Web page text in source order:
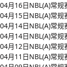
04月16日NBL(A)常
04月15日NBL(A)常
04月14日NBL(A)常
04月14日NBL(A)常
04月12日NBL(A)常
04月11日NBL(A)常